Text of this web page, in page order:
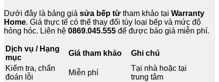
Dưới đây là bảng giá sửa bếp từ tham khảo tại Warranty
Home. Giá thực tế có thể thay đổi tùy loại bếp và mức độ
hỏng hóc. Liên hệ 0869.045.555 để được báo giá miễn phí.
Dịch vụ / Hạng
mục
Giá tham khảo
Ghi chú
Kiểm tra, chẩn
đoán lỗi
Miễn phí
Tại nhà hoặc tại
trung tâm